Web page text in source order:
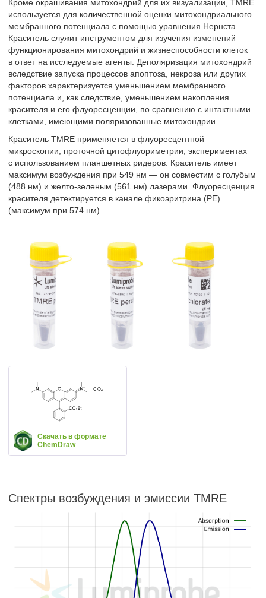
Кроме окрашивания митохондрий для их визуализации, TMRE
используется для количественной оценки митохондриального
мембранного потенциала с помощью уравнения Нернста.
Краситель служит инструментом для изучения изменений
функционирования митохондрий и жизнеспособности клеток
в ответ на исследуемые агенты. Деполяризация митохондрий
вследствие запуска процессов апоптоза, некроза или других
факторов характеризуется уменьшением мембранного
потенциала и, как следствие, уменьшением накопления
красителя и его флуоресценции, по сравнению с интактными
клетками, имеющими поляризованные митохондрии.
Краситель TMRE применяется в флуоресцентной
микроскопии, проточной цитофлуориметрии, экспериментах
с использованием планшетных ридеров. Краситель имеет
максимум возбуждения при 549 нм — он совместим с голубым
(488 нм) и желто-зеленым (561 нм) лазерами. Флуоресценция
красителя детектируется в канале фикоэритрина (PE)
(максимум при 574 нм).
Скачать в формате
ChemDraw
Спектры возбуждения и эмиссии TMRE